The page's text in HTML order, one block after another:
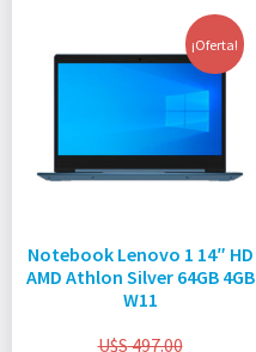
¡Oferta!
Notebook Lenovo 1 14″ HD
AMD Athlon Silver 64GB 4GB
W11
U$S497.00